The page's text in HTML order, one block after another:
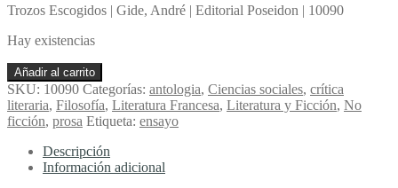
Trozos Escogidos | Gide, André | Editorial Poseidon | 10090
Hay existencias
Trozos
Escogidos
-
Gide,
cantidad
Añadir al carrito
SKU: 10090 Categorías: antologia, Ciencias sociales, crítica
literaria, Filosofía, Literatura Francesa, Literatura y Ficción, No
ficción, prosa Etiqueta: ensayo
Descripción
Información adicional